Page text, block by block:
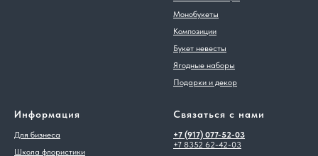
Монобукеты
Композиции
Букет невесты
Ягодные наборы
Подарки и декор
Информация
Для бизнеса
Школа флористики
Связаться с нами
+7 (917) 077-52-03
+7 8352 62-42-03